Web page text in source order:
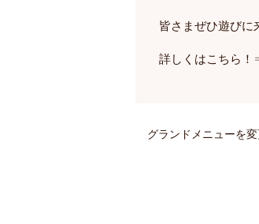
皆さまぜひ遊びに
詳しくはこちら
グランドメニューを